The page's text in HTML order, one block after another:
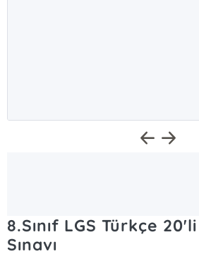
8.Sınıf LGS Türkçe
Sınavı